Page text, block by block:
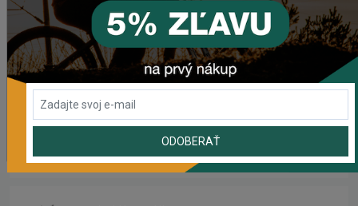
2 357,53 Kč
Zimušné Rukavice CHROMAG SIGNAL
1 129,01 Kč
Sedlo CHROMAG TRAILMASTER DT V2
2 210,11 Kč
ODOBERAŤ